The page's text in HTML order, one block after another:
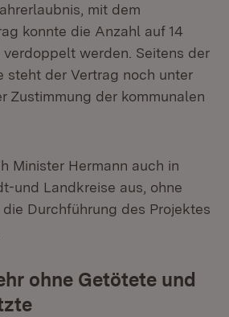
mit dem
konnte die Anzahl auf 14
verdoppelt werden. Seitens der
steht der Vertrag noch unter
Zustimmung der kommunalen
Minister Hermann auch in
und Landkreise aus, ohne
Durchführung des Projektes
ohne Getötete und